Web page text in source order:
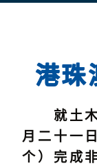
港珠
就土木
月二十一
个）完成